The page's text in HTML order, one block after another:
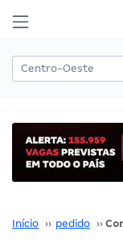
Início ›› pedido ››